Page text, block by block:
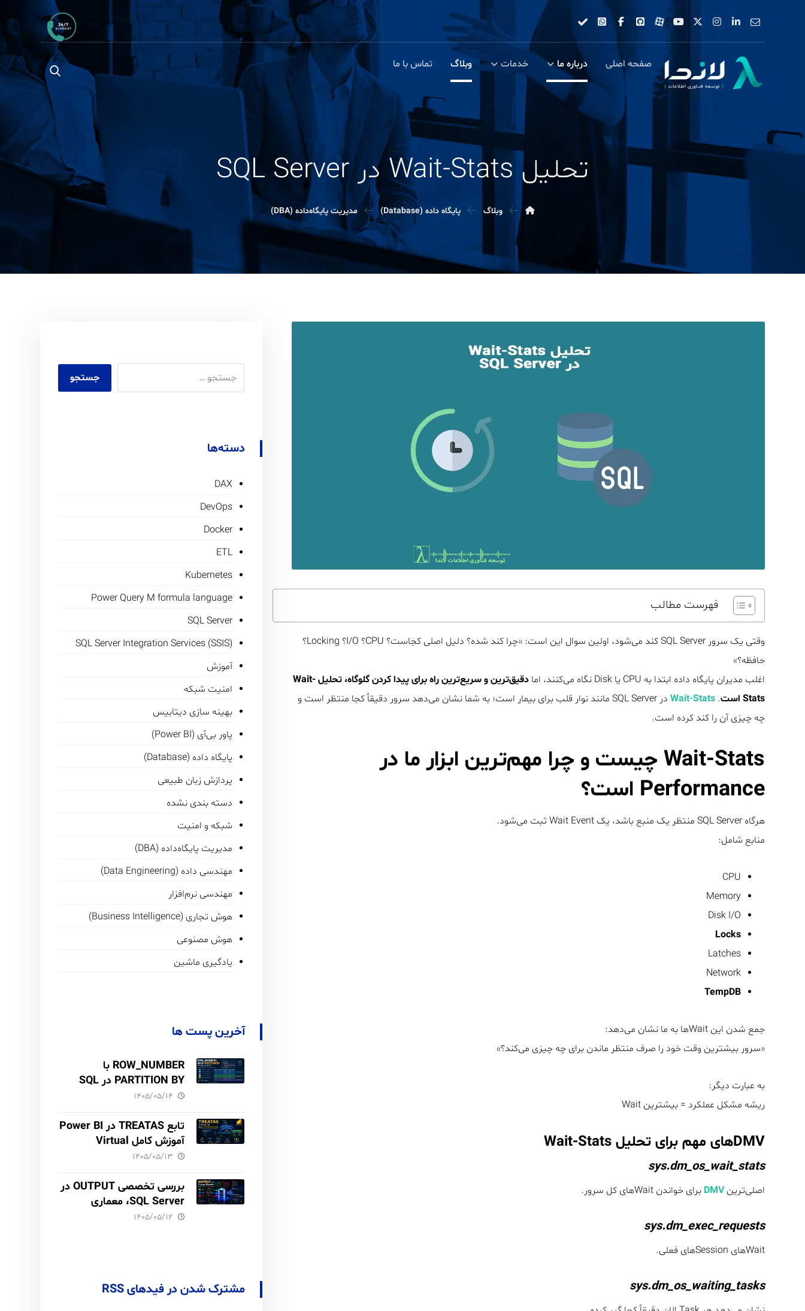
صفحه اصلی درباره ما خدمات وبلاگ تماس با ما
تحلیل Wait-Stats در SQL Server
وبلاگ پایگاه داده (Database) مدیریت پایگاه‌داده (DBA)
فهرست مطالب
وقتی یک سرور SQL Server کند می‌شود، اولین سوال این است: «چرا کند شده؟ دلیل اصلی کجاست؟ CPU؟ I/O؟ Locking؟
حافظه؟»
اغلب مدیران پایگاه داده ابتدا به CPU یا Disk نگاه می‌کنند، اما
دقیق‌ترین و سریع‌ترین راه برای پیدا کردن گلوگاه، تحلیل Wait-
Stats است
.
Wait-Stats
در SQL Server مانند نوار قلب برای بیمار است؛ به شما نشان می‌دهد سرور دقیقاً کجا منتظر است و
چه چیزی آن را کند کرده است.
Wait-Stats چیست و چرا مهم‌ترین ابزار ما در
Performance است؟
هرگاه SQL Server منتظر یک منبع باشد، یک Wait Event ثبت می‌شود.
منابع شامل:
CPU
Memory
Disk I/O
Locks
Latches
Network
TempDB
جمع شدن این Waitها به ما نشان می‌دهد:
«سرور بیشترین وقت خود را صرف منتظر ماندن برای چه چیزی می‌کند؟»
به عبارت دیگر:
ریشه مشکل عملکرد = بیشترین Wait
DMVهای مهم برای تحلیل Wait-Stats
sys.dm_os_wait_stats
اصلی‌ترینDMV برای خواندن Waitهای کل سرور.
sys.dm_exec_requests
Waitهای Sessionهای فعلی.
sys.dm_os_waiting_tasks
دسته‌ها
DAX
DevOps
Docker
ETL
Kubernetes
Power Query M formula language
SQL Server
SQL Server Integration Services (SSIS)
آموزش
امنیت شبکه
بهینه سازی دیتابیس
پاور بی‌آی (Power BI)
پایگاه داده (Database)
پردازش زبان طبیعی
دسته بندی نشده
شبکه و امنیت
مدیریت پایگاه‌داده (DBA)
مهندسی داده (Data Engineering)
مهندسی نرم‌افزار
هوش تجاری (Business Intelligence)
هوش مصنوعی
یادگیری ماشین
آخرین پست ها
ROW_NUMBER با
PARTITION BY در SQL
Server آموزش کامل با مثال۱۴۰۵/۰۵/۱۴
تابع TREATAS در Power BI
آموزش کامل Virtual
Relationship،
USERELATIONSHIP
۱۴۰۵/۰۵/۱۳
بررسی تخصصی OUTPUT در
SQL Server، معماری
۱۴۰۵/۰۵/۱۲
مشترک شدن در فیدهای RSS